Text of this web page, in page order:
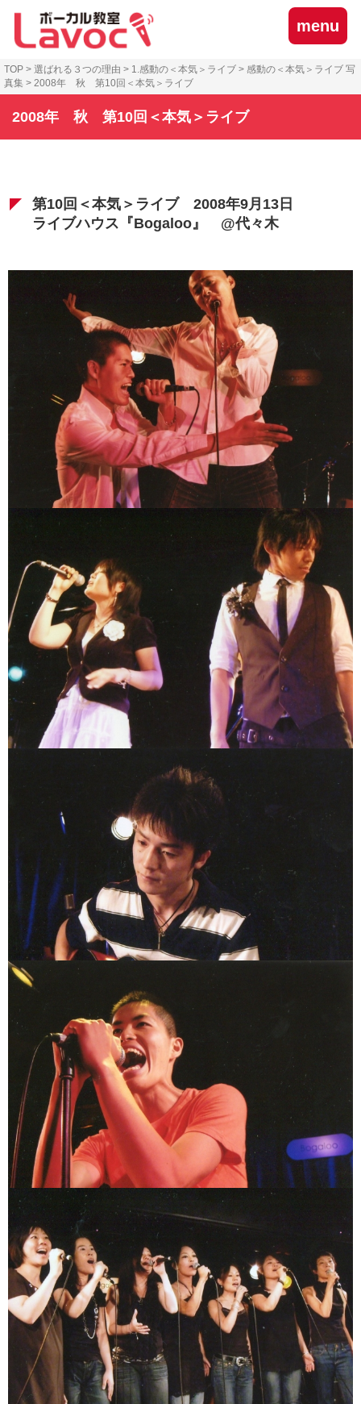
menu
TOP > 選ばれる３つの理由 > 1.感動の＜本気＞ライブ > 感動の＜本気＞ライブ 写
真集 > 2008年 秋 第10回＜本気＞ライブ
2008年 秋 第10回＜本気＞ライブ
第10回＜本気＞ライブ 2008年9月13日
ライブハウス『Bogaloo』 @代々木